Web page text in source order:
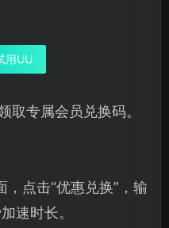
用UU
取专属会员兑换码。
点击“优惠兑换”，输
速时长。